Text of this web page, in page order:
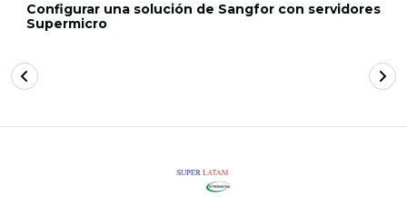
Configurar una solución de Sangfor con servidores
Supermicro